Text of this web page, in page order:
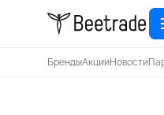
БрендыАкцииНовости